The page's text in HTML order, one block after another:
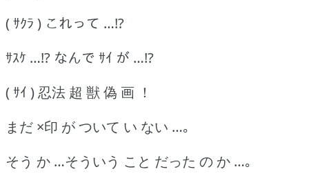
( ｻｸﾗ ) これって …!?
ｻｽｹ …!? なんで ｻｲ が …!?
( ｻｲ ) 忍法 超 獣 偽 画 ！
まだ ×印 が ついて い ない …｡
そう か …そういう こと だった の か …｡